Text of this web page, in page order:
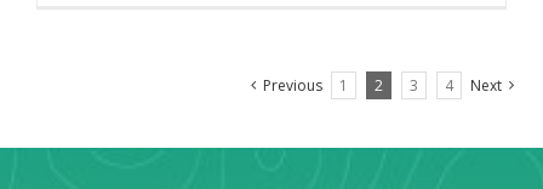
Previous 1 2 3 4 Next